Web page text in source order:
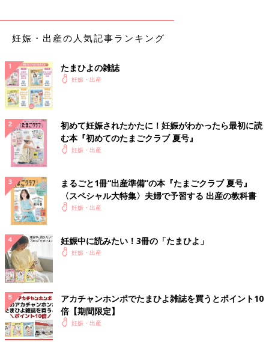
妊娠・出産の人気記事ランキング
たまひよの雑誌
妊娠・出産
初めて妊娠されたかたに！妊娠がわかったら最初に読
む本『初めてのたまごクラブ 夏号』
妊娠・出産
まるごと1冊“出産準備”の本『たまごクラブ 夏号』
〈スペシャル大特集〉夫婦で予習する 出産の教科書
妊娠・出産
妊娠中に読みたい！3冊の「たまひよ」
妊娠・出産
アカチャンホンポでたまひよ雑誌を買うとポイント10
倍【期間限定】
妊娠・出産